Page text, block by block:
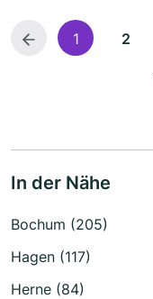
1 2
In der Nähe
Bochum (205)
Hagen (117)
Herne (84)